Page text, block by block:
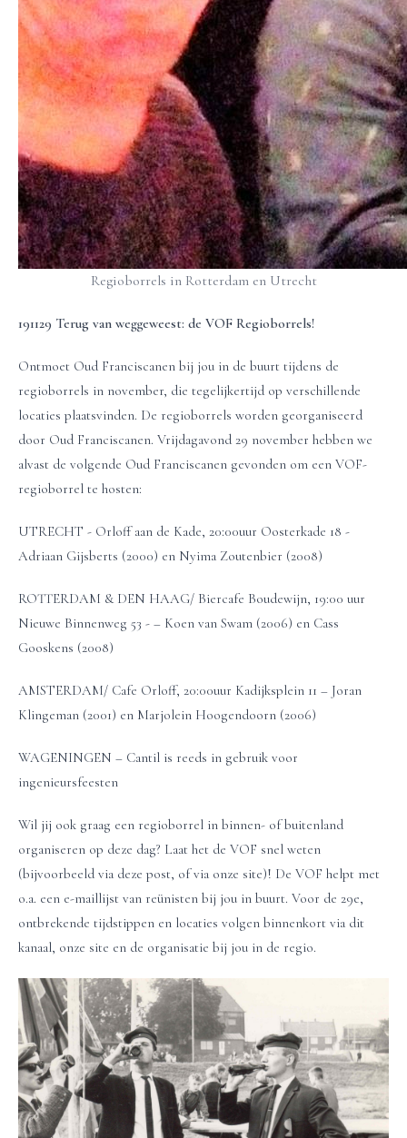
Regioborrels in Rotterdam en Utrecht
191129 Terug van weggeweest: de VOF Regioborrels!
Ontmoet Oud Franciscanen bij jou in de buurt tijdens de
regioborrels in november, die tegelijkertijd op verschillende
locaties plaatsvinden. De regioborrels worden georganiseerd
door Oud Franciscanen. Vrijdagavond 29 november hebben we
alvast de volgende Oud Franciscanen gevonden om een VOF-
regioborrel te hosten:
UTRECHT - Orloff aan de Kade, 20:00uur Oosterkade 18 -
Adriaan Gijsberts (2000) en Nyima Zoutenbier (2008)
ROTTERDAM & DEN HAAG/ Biercafe Boudewijn, 19:00 uur
Nieuwe Binnenweg 53 - – Koen van Swam (2006) en Cass
Gooskens (2008)
AMSTERDAM/ Cafe Orloff, 20:00uur Kadijksplein 11 – Joran
Klingeman (2001) en Marjolein Hoogendoorn (2006)
WAGENINGEN – Cantil is reeds in gebruik voor
ingenieursfeesten
Wil jij ook graag een regioborrel in binnen- of buitenland
organiseren op deze dag? Laat het de VOF snel weten
(bijvoorbeeld via deze post, of via onze site)! De VOF helpt met
o.a. een e-maillijst van reünisten bij jou in buurt. Voor de 29e,
ontbrekende tijdstippen en locaties volgen binnenkort via dit
kanaal, onze site en de organisatie bij jou in de regio.